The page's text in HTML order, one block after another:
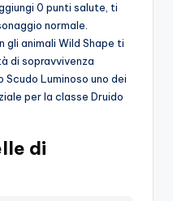
0 punti salute, ti
normale.
gli animali Wild Shape ti
di sopravvivenza
Scudo Luminoso uno dei
per la classe Druido
di